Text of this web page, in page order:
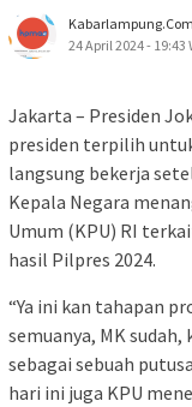
Kabarlampung.com
24 April 2024 - 19:43
Jakarta – Presiden
presiden terpilih
langsung bekerja
Kepala Negara
Umum (KPU) RI
hasil Pilpres 2024.
“Ya ini kan tahapan
semuanya, MK
sebagai sebuah
hari ini juga KPU